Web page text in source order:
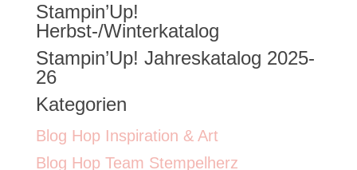
nach:
Stampin’Up!
Herbst-/Winterkatalog
Stampin’Up! Jahreskatalog 2025-
26
Kategorien
Blog Hop Inspiration & Art
Blog Hop Team Stempelherz